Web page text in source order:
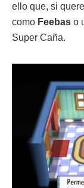
ello que, si
como Feebas o
Super Caña.